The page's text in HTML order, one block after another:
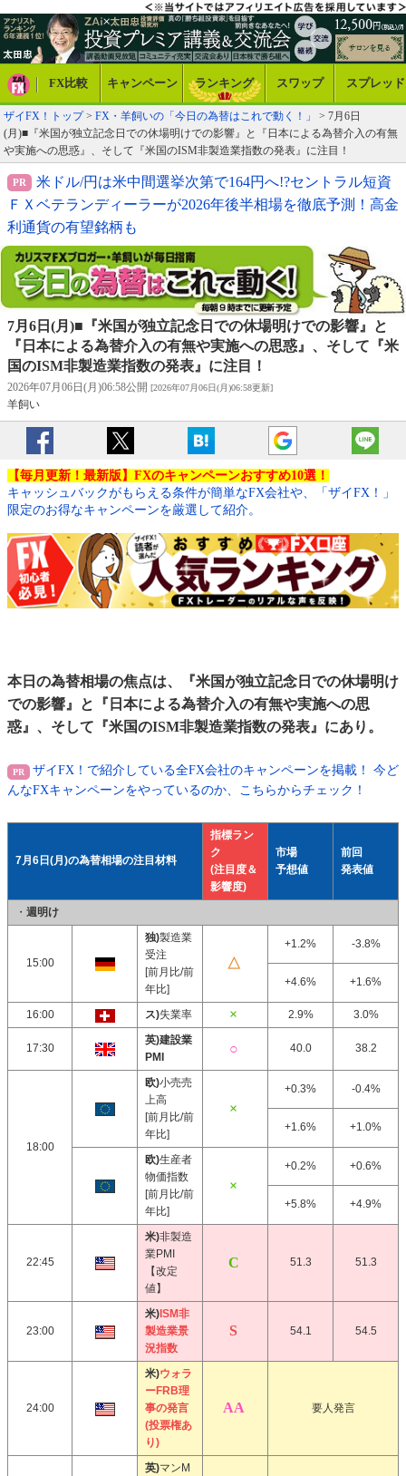
FX比較 キャンペーン ランキング スワップ スプレッド
ザイFX！トップ> FX・羊飼いの「今日の為替はこれで動く！」
> 7月6日
(月)■『米国が独立記念日での休場明けでの影響』と『日本による為替介入の有無
や実施への思惑』、そして『米国のISM非製造業指数の発表』に注目！
米ドル/円は米中間選挙次第で164円へ!?セントラル短資
ＦＸベテランディーラーが2026年後半相場を徹底予測！高金
利通貨の有望銘柄も
7月6日(月)■『米国が独立記念日での休場明けでの影響』と
『日本による為替介入の有無や実施への思惑』、そして『米
国のISM非製造業指数の発表』に注目！
2026年07月06日(月)06:58公開 [2026年07月06日(月)06:58更新]
羊飼い
【毎月更新！最新版】FXのキャンペーンおすすめ10選！
キャッシュバックがもらえる条件が簡単なFX会社や、「ザイFX！」
限定のお得なキャンペーンを厳選して紹介。
本日の為替相場の焦点は、『米国が独立記念日での休場明け
での影響』と『日本による為替介入の有無や実施への思
惑』、そして『米国のISM非製造業指数の発表』にあり。
ザイFX！で紹介している全FX会社のキャンペーンを掲載！ 今ど
んなFXキャンペーンをやっているのか、こちらからチェック！
7月6日(月)の為替相場の注目材料
指標ラン
ク
(注目度＆
影響度)
市場
予想値
前回
発表値
・ 週明け
15:00
独)製造業
受注
[前月比/前
年比]
+1.2% -3.8%
+4.6% +1.6%
16:00 ス)失業率 2.9% 3.0%
17:30
英)建設業
PMI
40.0 38.2
18:00
欧)小売売
上高
[前月比/前
年比]
+0.3% -0.4%
+1.6% +1.0%
欧)生産者
物価指数
[前月比/前
年比]
+0.2% +0.6%
+5.8% +4.9%
22:45
米)非製造
業PMI
【改定
値】
51.3 51.3
23:00
米) ISM非
製造業景
況指数
54.1 54.5
24:00
米)ウォラ
ーFRB理
事の発言
(投票権あ
り)
要人発言
英)マンM